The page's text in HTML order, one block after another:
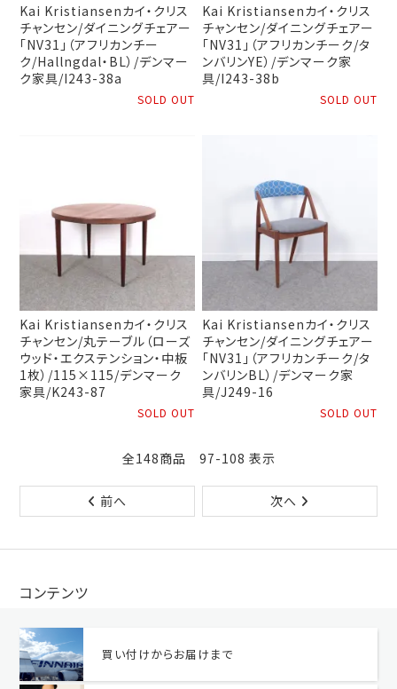
Kai Kristiansenカイ・クリス
チャンセン/ダイニングチェアー
「NV31」（アフリカンチー
ク/Hallngdal・BL）/デンマー
ク家具/I243-38a
SOLD OUT
Kai Kristiansenカイ・クリス
チャンセン/ダイニングチェアー
「NV31」（アフリカンチーク/タ
ンバリンYE）/デンマーク家
具/I243-38b
SOLD OUT
Kai Kristiansenカイ・クリス
チャンセン/丸テーブル（ローズ
ウッド・エクステンション・中板
1枚）/115×115/デンマーク
家具/K243-87
SOLD OUT
Kai Kristiansenカイ・クリス
チャンセン/ダイニングチェアー
「NV31」（アフリカンチーク/タ
ンバリンBL）/デンマーク家
具/J249-16
SOLD OUT
全148商品 97-108 表示
前へ 次へ
コンテンツ
買い付けからお届けまで